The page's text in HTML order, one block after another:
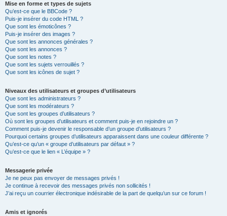
Mise en forme et types de sujets
Qu’est-ce que le BBCode ?
Puis-je insérer du code HTML ?
Que sont les émoticônes ?
Puis-je insérer des images ?
Que sont les annonces générales ?
Que sont les annonces ?
Que sont les notes ?
Que sont les sujets verrouillés ?
Que sont les icônes de sujet ?
Niveaux des utilisateurs et groupes d’utilisateurs
Que sont les administrateurs ?
Que sont les modérateurs ?
Que sont les groupes d’utilisateurs ?
Où sont les groupes d’utilisateurs et comment puis-je en rejoindre un ?
Comment puis-je devenir le responsable d’un groupe d’utilisateurs ?
Pourquoi certains groupes d’utilisateurs apparaissent dans une couleur différente ?
Qu’est-ce qu’un « groupe d’utilisateurs par défaut » ?
Qu’est-ce que le lien « L’équipe » ?
Messagerie privée
Je ne peux pas envoyer de messages privés !
Je continue à recevoir des messages privés non sollicités !
J’ai reçu un courrier électronique indésirable de la part de quelqu’un sur ce forum !
Amis et ignorés